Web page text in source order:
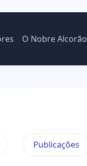
O Nobre Alcorão
Publicações